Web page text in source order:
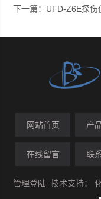
下一篇： UFD-Z6E探伤仪
网站首页 产
在线留言 联
管理登陆 技术支持：